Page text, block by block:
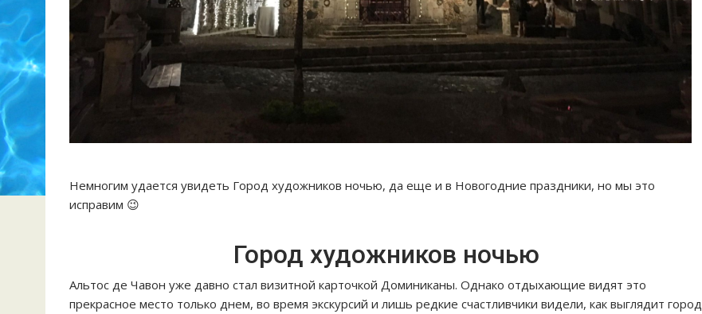
Немногим удается увидеть Город художников ночью, да еще и в Новогодние праздники, но мы это
исправим 😉
Город художников ночью
Альтос де Чавон уже давно стал визитной карточкой Доминиканы. Однако отдыхающие видят это
прекрасное место только днем, во время экскурсий и лишь редкие счастливчики видели, как выглядит город